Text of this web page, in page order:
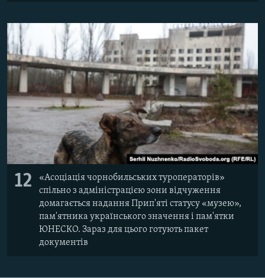
12
«Асоціація чорнобильських туроператорів»
спільно з адміністрацією зони відчуження
домагається надання Прип'яті статусу «музею»,
пам'ятника українського значення і пам'ятки
ЮНЕСКО. Зараз для цього готують пакет
документів